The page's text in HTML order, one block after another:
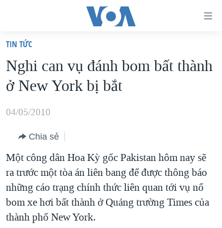
truy
cập
Tới
dung
chính
điều
hướng
chính
Đi
tới
VIỆT NAM
HOA KỲ
BIỂN ĐÔNG
BLOG
DIỄN ĐÀN
MỤC
TỰ DO BÁO CHÍ
VẠCH TRẦN TIN GIẢ
CHUYÊN ĐỀ
CHIẾN TRANH THƯƠNG MẠI CỦA MỸ: QUÁ KHỨ VÀ HIỆN
HỌC TIẾNG ANH
TIN TỨC
Nghi can vụ đánh bom bất thành
ở New York bị bắt
04/05/2010
Chia sẻ
Một công dân Hoa Kỳ gốc Pakistan hôm nay sẽ
ra trước một tòa án liên bang để được thông báo
những cáo trạng chính thức liên quan tới vụ nổ
bom xe hơi bất thành ở Quảng trường Times của
thành phố New York.